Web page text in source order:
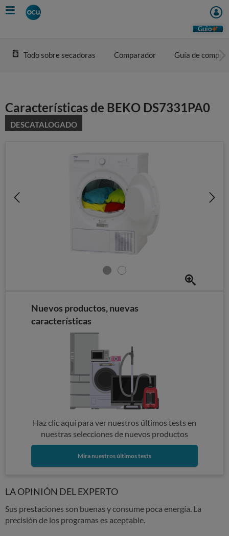
Skip
to
Guio
Todo sobre secadoras Comparador Guía de compra
Características de BEKO DS7331PA0
DESCATALOGADO
Nuevos productos, nuevas
características
Haz clic aquí para ver nuestros últimos tests en
nuestras selecciones de nuevos productos
Mira nuestros últimos tests
LA OPINIÓN DEL EXPERTO
Sus prestaciones son buenas y consume poca energía. La
precisión de los programas es aceptable.